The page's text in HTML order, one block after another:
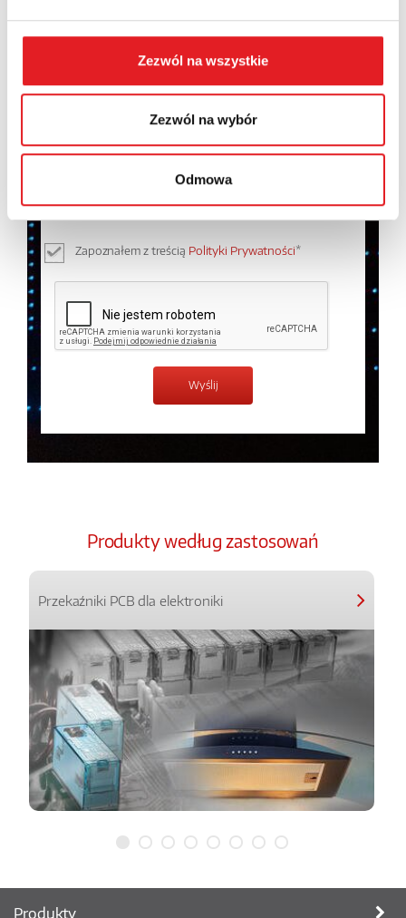
Zezwól na wszystkie
Zezwól na wybór
Odmowa
Treść: *
Wyrażam zgodę na przetwarzanie moich danych
osobowych przez Relpol S.A. Więcej informacji na
prywatności.*
Zapoznałem z treścią Polityki Prywatności*
Produkty według zastosowań
Przekaźniki PCB dla elektroniki
Produkty